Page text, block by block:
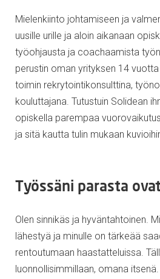
Mielenkiinto johtamiseen ja
uusille urille ja aloin aikanaan
työohjausta ja coachaamista
perustin oman yrityksen 14
toimin rekrytointikonsulttina,
kouluttajana. Tutustuin Solidean
opiskella parempaa
ja sitä kautta tulin mukaan
Työssäni parasta
Olen sinnikäs ja hyväntahtoinen.
lähestyä ja minulle on tärkeää
rentoutumaan haastatteluissa.
luonnollisimmillaan, omana